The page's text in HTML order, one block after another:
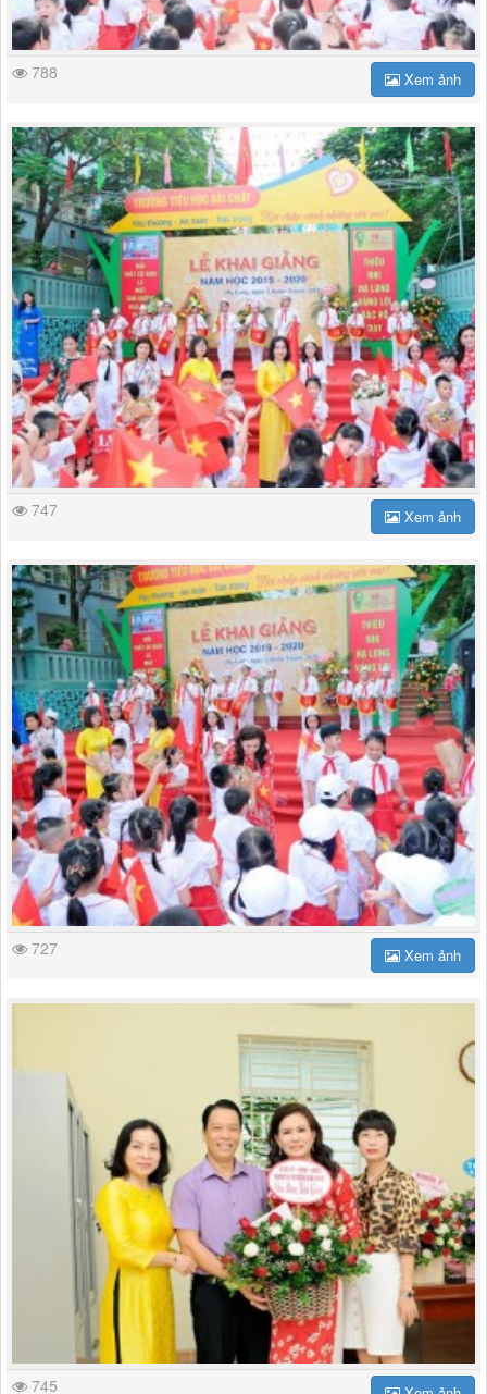
788 Xem ảnh
747 Xem ảnh
727 Xem ảnh
745